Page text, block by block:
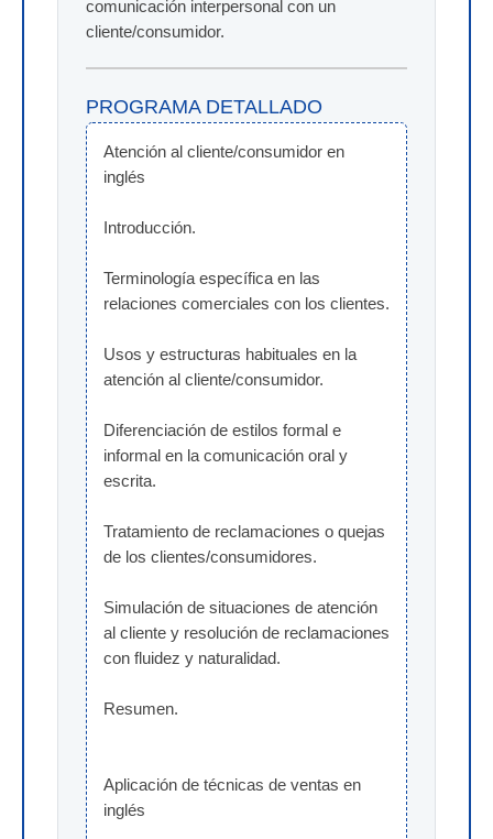
comunicación interpersonal con un
cliente/consumidor.
PROGRAMA DETALLADO
Atención al cliente/consumidor en
inglés
Introducción.
Terminología específica en las
relaciones comerciales con los clientes.
Usos y estructuras habituales en la
atención al cliente/consumidor.
Diferenciación de estilos formal e
informal en la comunicación oral y
escrita.
Tratamiento de reclamaciones o quejas
de los clientes/consumidores.
Simulación de situaciones de atención
al cliente y resolución de reclamaciones
con fluidez y naturalidad.
Resumen.
Aplicación de técnicas de ventas en
inglés